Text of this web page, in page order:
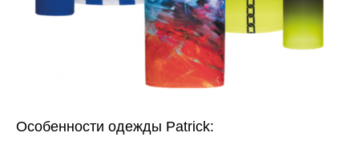
Особенности одежды Patrick: